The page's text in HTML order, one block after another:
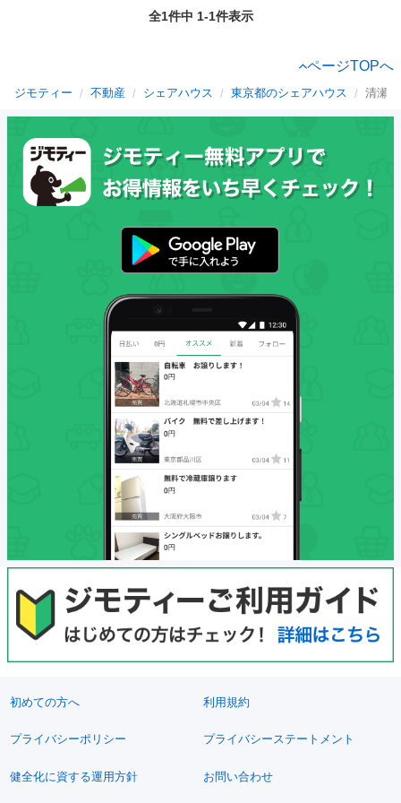
全1件中 1-1件表示
ページTOPへ
ジモティー 不動産 シェアハウス 東京都のシェアハウス 清瀬
初めての方へ 利用規約
プライバシーポリシー プライバシーステートメント
健全化に資する運用方針 お問い合わせ